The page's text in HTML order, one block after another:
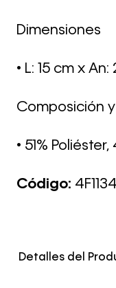
Dimensiones
• L: 15 cm x
Composición
• 51%
Código:
Detalles del